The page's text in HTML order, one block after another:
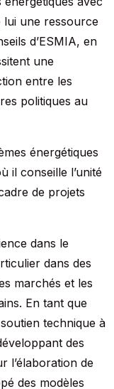
lui une ressource
d’ESMIA, en
une
entre les
politiques au
énergétiques
il conseille l’unité
de projets
dans le
dans des
marchés et les
En tant que
technique à
des
l’élaboration de
des modèles